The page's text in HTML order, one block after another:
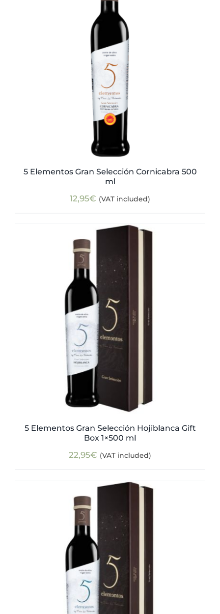
5 Elementos Gran Selección Cornicabra 500
ml
12,95€ (VAT included)
5 Elementos Gran Selección Hojiblanca Gift
Box 1×500 ml
22,95€ (VAT included)